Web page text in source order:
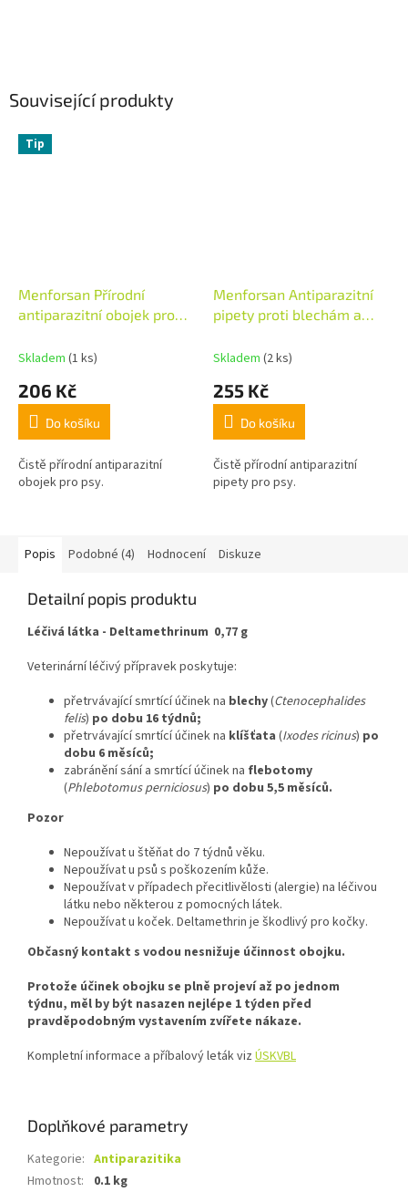
Související produkty
Tip
Menforsan Přírodní
antiparazitní obojek pro
blechy 60 cm
Skladem (1 ks)
206 Kč
Do košíku
Čistě přírodní antiparazitní
obojek pro psy.
Menforsan Antiparazitní
pipety proti blechám a
ml
Skladem (2 ks)
255 Kč
Do košíku
Čistě přírodní antiparazitní
pipety pro psy.
Popis Podobné (4) Hodnocení Diskuze
Detailní popis produktu
Léčivá látka - Deltamethrinum 0,77 g
Veterinární léčivý přípravek poskytuje:
přetrvávající smrtící účinek na blechy(Ctenocephalides
felis) po dobu 16 týdnů;
přetrvávající smrtící účinek na klíšťata (Ixodes ricinus) po
dobu 6 měsíců;
zabránění sání a smrtící účinek na flebotomy
(Phlebotomus perniciosus) po dobu 5,5 měsíců.
Pozor
Nepoužívat u štěňat do 7 týdnů věku.
Nepoužívat u psů s poškozením kůže.
Nepoužívat v případech přecitlivělosti (alergie) na léčivou
látku nebo některou z pomocných látek.
Nepoužívat u koček. Deltamethrin je škodlivý pro kočky.
Občasný kontakt s vodou nesnižuje účinnost obojku.
Protože účinek obojku se plně projeví až po jednom
týdnu, měl by být nasazen nejlépe 1 týden před
pravděpodobným vystavením zvířete nákaze.
Kompletní informace a příbalový leták viz ÚSKVBL
Doplňkové parametry
Kategorie: Antiparazitika
Hmotnost: 0.1 kg